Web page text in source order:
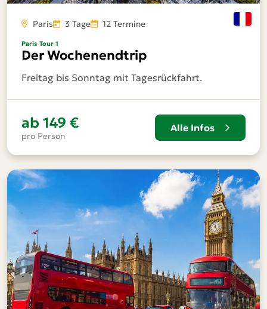
Paris 3 Tage 12 Termine
Paris Tour 1
Der Wochenendtrip
Freitag bis Sonntag mit Tagesrückfahrt.
ab 149 €
pro Person
Alle Infos